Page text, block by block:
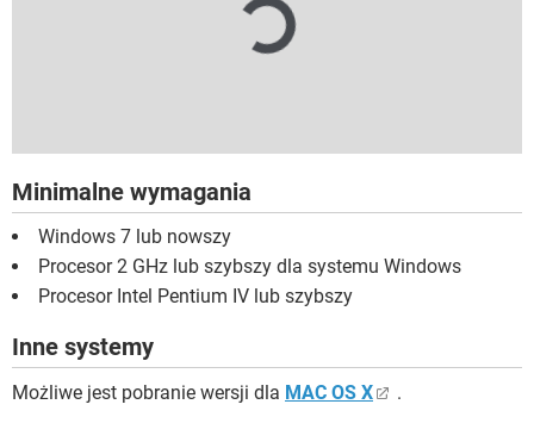
Minimalne wymagania
Windows 7 lub nowszy
Procesor 2 GHz lub szybszy dla systemu Windows
Procesor Intel Pentium IV lub szybszy
Inne systemy
Możliwe jest pobranie wersji dla MAC OS X .